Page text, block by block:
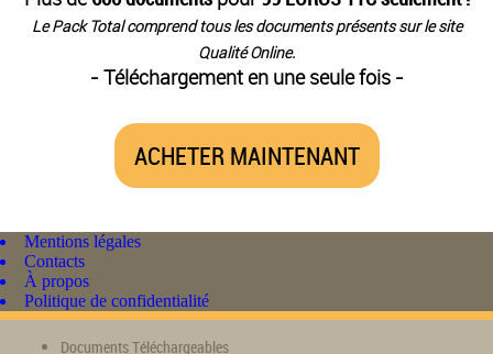
Le Pack Total comprend tous les documents présents sur le site
Qualité Online.
- Téléchargement en une seule fois -
ACHETER MAINTENANT
Mentions légales
Contacts
À propos
Politique de confidentialité
Documents Téléchargeables